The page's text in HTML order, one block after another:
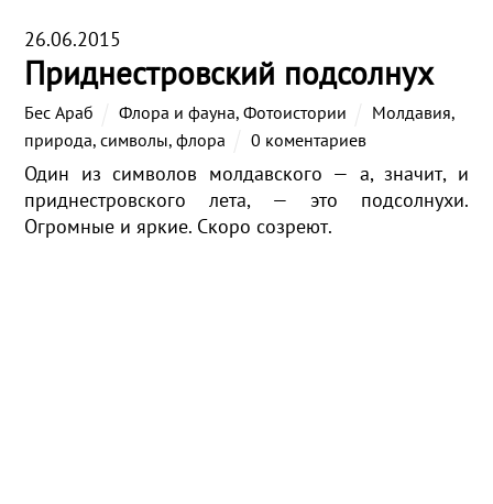
26.06.2015
Приднестровский подсолнух
Бес Араб Флора и фауна,Фотоистории Молдавия,
природа,символы,флора 0 коментариев
Один из символов молдавского — а, значит, и
приднестровского лета, — это подсолнухи.
Огромные и яркие. Скоро созреют.